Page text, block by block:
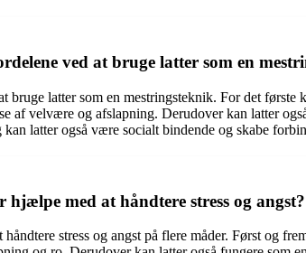
ved at bruge latter som en
bruge latter som en mestringsteknik. For det
af velvære og afslapning. Derudover kan latter
latter også være socialt bindende og skabe
med at håndtere stress og angst?
stress og angst på flere måder. Først og